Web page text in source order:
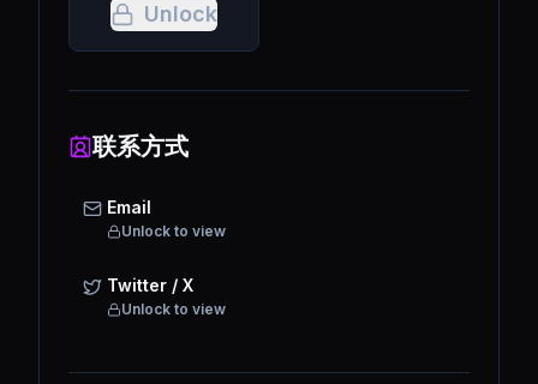
Unlock
联系方式
Email
Unlock to view
Twitter / X
Unlock to view